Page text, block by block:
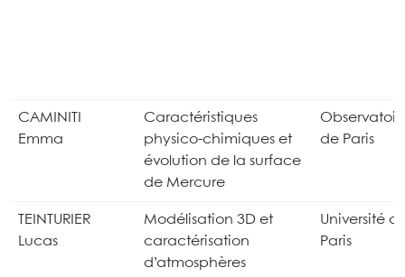
CAMINITI
Emma
Caractéristiques
physico-chimiques et
évolution de la surface
de Mercure
de Paris
TEINTURIER
Lucas
Modélisation 3D et
caractérisation
d’atmosphères
Université
Paris